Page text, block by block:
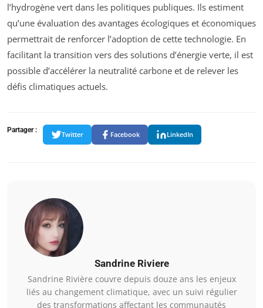
l’hydrogène vert dans les politiques publiques. Ils estiment
qu’une évaluation des avantages écologiques et économiques
permettrait de renforcer l’adoption de cette technologie. En
facilitant la transition vers des solutions d’énergie verte, il est
possible d’accélérer la neutralité carbone et de relever les
défis climatiques actuels.
Partager :
Twitter Facebook LinkedIn
Sandrine Riviere
Sandrine Rivière couvre depuis douze ans les enjeux
liés au changement climatique, avec un suivi régulier
des transformations affectant les communautés